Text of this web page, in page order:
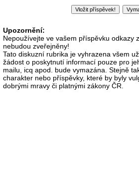
Upozornění:
Nepoužívejte ve vašem příspěvku odkazy
nebudou zveřejněny!
Tato diskuzní rubrika je vyhrazena všem
žádost o poskytnutí informací pouze pro
mailu, icq apod. bude vymazána. Stejně
charakter nebo příspěvky, které by byly
dobrými mravy či platnými zákony ČR.